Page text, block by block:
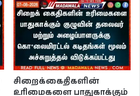
சிறைக்கைதிகளின்
உரிமைகளை பாதுகாக்கும்